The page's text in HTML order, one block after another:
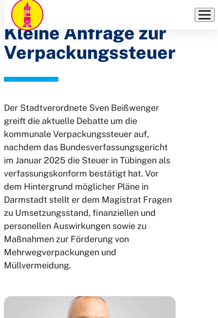
Direkt
zum
Inhalt
BEIßWENGER:
Kleine Anfrage zur
Verpackungssteuer
Der Stadtverordnete Sven Beißwenger
greift die aktuelle Debatte um die
kommunale Verpackungssteuer auf,
nachdem das Bundesverfassungsgericht
im Januar 2025 die Steuer in Tübingen als
verfassungskonform bestätigt hat. Vor
dem Hintergrund möglicher Pläne in
Darmstadt stellt er dem Magistrat Fragen
zu Umsetzungsstand, finanziellen und
personellen Auswirkungen sowie zu
Maßnahmen zur Förderung von
Mehrwegverpackungen und
Müllvermeidung.